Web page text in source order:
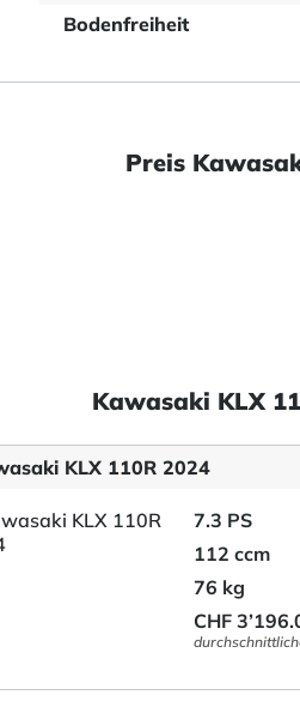
Bodenfreiheit
Preis
Kawasaki KLX
KLX 110R 2024
7.3 PS
112 ccm
76 kg
CHF